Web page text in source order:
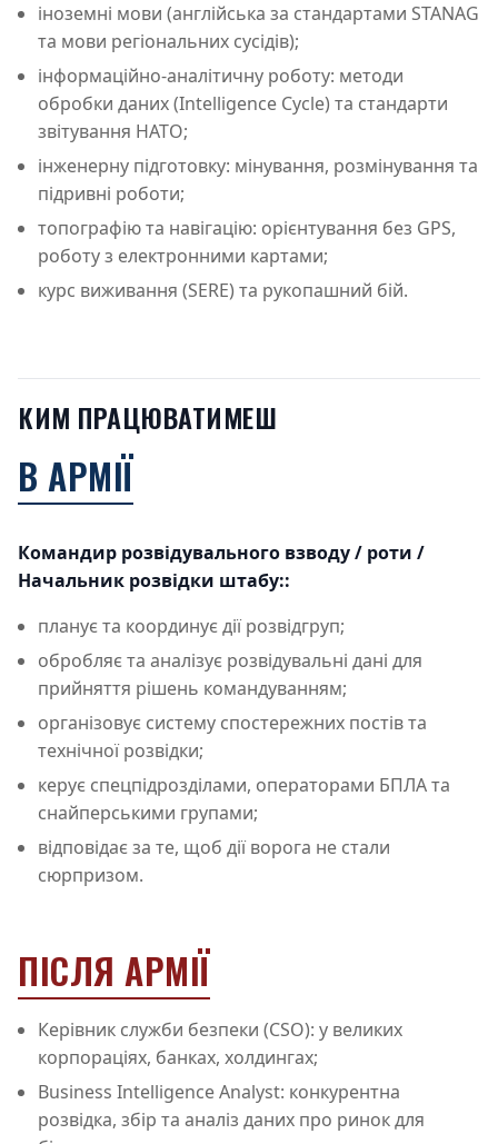
іноземні мови (англійська за стандартами STANAG
та мови регіональних сусідів);
інформаційно-аналітичну роботу: методи
обробки даних (Intelligence Cycle) та стандарти
звітування НАТО;
інженерну підготовку: мінування, розмінування та
підривні роботи;
топографію та навігацію: орієнтування без GPS,
роботу з електронними картами;
курс виживання (SERE) та рукопашний бій.
КИМ ПРАЦЮВАТИМЕШ
В АРМІЇ
Командир розвідувального взводу / роти /
Начальник розвідки штабу::
планує та координує дії розвідгруп;
обробляє та аналізує розвідувальні дані для
прийняття рішень командуванням;
організовує систему спостережних постів та
технічної розвідки;
керує спецпідрозділами, операторами БПЛА та
снайперськими групами;
відповідає за те, щоб дії ворога не стали
сюрпризом.
ПІСЛЯ АРМІЇ
Керівник служби безпеки (CSO): у великих
корпораціях, банках, холдингах;
Business Intelligence Analyst: конкурентна
розвідка, збір та аналіз даних про ринок для